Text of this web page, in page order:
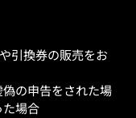
引換券の販売をお
の申告をされた場
場合